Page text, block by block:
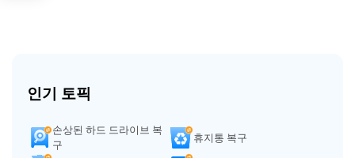
인기 토픽
손상된 하드 드라이브 복
구
휴지통 복구